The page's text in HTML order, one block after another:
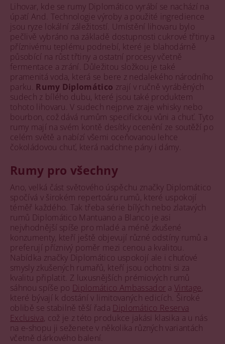
Lihovar, kde se rumy Diplomático vyrábí se nachází na
úpatí And. Technologie výroby a použité ingredience
jsou ryze lokální záležitostí. Umístění lihovaru bylo
pečlivě vybráno na základě dostupnosti cukrové třtiny a
příznivému teplému podnebí, které je blahodárně
působící na růst třtiny a ostatní procesy včetně
fermentace a zrání. Důležitou složkou je také
pramenitá voda, která se bere z nedalekého národního
parku. Rumy Diplomático zrají v ručně vyráběných
sudech z bílého dubu, které jsou také produktem
tohoto lihovaru. V sudech nejprve zraje whisky nebo
bourbon, což dává rumům specifickou vůni a chuť. Tyto
rumy mají na svém kontě desítky ocenění ze soutěží po
celém světě a nabízí všemi oceňovanou lehce
čokoládovou chuť, která nadchne pány i dámy.
Rumy pro všechny
Ano, velká část světového úspěchu značky Diplomático
spočívá v širokém repertoáru rumů, které uspokojí
téměř každého. Tak třeba série bílých nebo zlatavých
rumů Diplomático Mantuano a Blanco je asi
nejvhodnější spíše pro mladé a méně zkušené
konzumenty, kteří ještě objevují různé odstíny rumů a
preferují příznivý poměr mezi cenou a kvalitou.
Nabídka značky Diplomático uspokojí ale i chuťové
smysly zkušených rumařů, kteří jsou ochotni si za
kvalitu připlatit. Z luxusnějších prémiových rumů
sáhnou spíše po Diplomático Ambassador aVintage,
které bývají k dostání v limitovaných edicích. Široké
oblibě se stabilně těší řada Diplomático Reserva
Exclusiva, což je z této produkce jakási klasika a u nás
na e-shopu ji seženete v několika různých variantách
včetně dárkového balení.